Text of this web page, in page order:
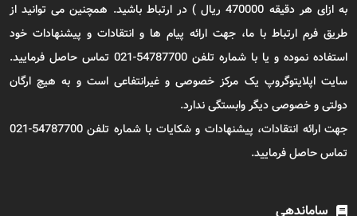
به ازای هر دقیقه 470000 ریال ) در ارتباط باشید. همچنین می توانید از
طریق فرم ارتباط با ما، جهت ارائه پیام ها و انتقادات و پیشنهادات خود
استفاده نموده و یا با شماره تلفن 54787700-021 تماس حاصل فرمایید.
سایت اپلایتوگروپ یک مرکز خصوصی و غیرانتفاعی است و به هیچ ارگان
دولتی و خصوصی دیگر وابستگی ندارد.
جهت ارائه انتقادات، پیشنهادات و شکایات با شماره تلفن 54787700-021
تماس حاصل فرمایید.
ساماندهی